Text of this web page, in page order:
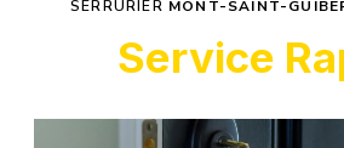
SERRURIER MONT-SAINT-
Service